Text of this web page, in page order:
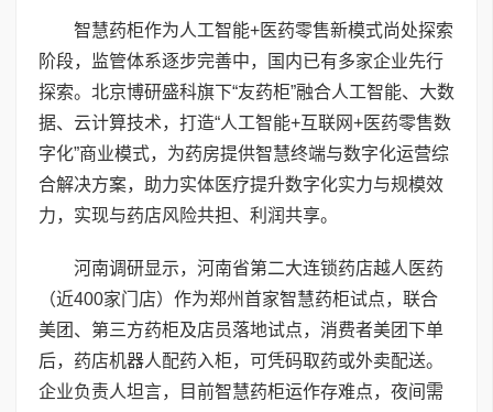
智慧药柜作为人工智能+医药零售新模式尚处探索
阶段，监管体系逐步完善中，国内已有多家企业先行
探索。北京博研盛科旗下“友药柜”融合人工智能、大数
据、云计算技术，打造“人工智能+互联网+医药零售数
字化”商业模式，为药房提供智慧终端与数字化运营综
合解决方案，助力实体医疗提升数字化实力与规模效
力，实现与药店风险共担、利润共享。
河南调研显示，河南省第二大连锁药店越人医药
（近400家门店）作为郑州首家智慧药柜试点，联合
美团、第三方药柜及店员落地试点，消费者美团下单
后，药店机器人配药入柜，可凭码取药或外卖配送。
企业负责人坦言，目前智慧药柜运作存难点，夜间需